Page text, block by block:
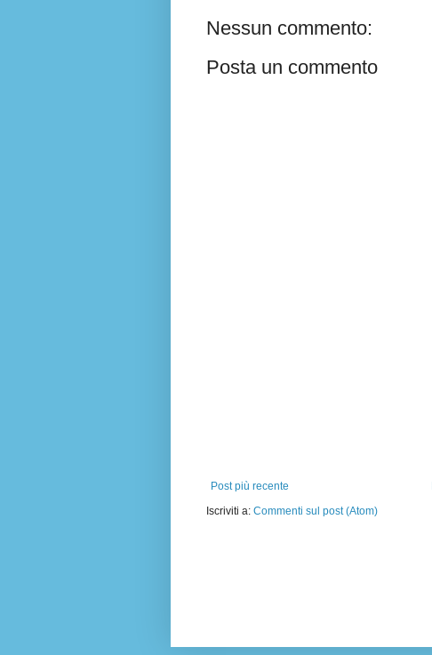
Nessun commento:
Posta un commento
Post più recente
Iscriviti a: Commenti sul post (Atom)